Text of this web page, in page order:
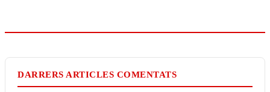
DARRERS ARTICLES COMENTATS